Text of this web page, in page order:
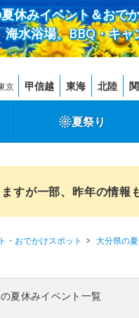
休みイベント＆おで
水浴場、BBQ・キ
京 甲信越 東海 北陸
夏祭り
すが一部、昨年の情報
・おでかけスポット
大分県の
夏休みイベント一覧